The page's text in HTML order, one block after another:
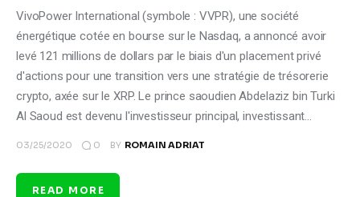
VivoPower International (symbole : VVPR), une société
énergétique cotée en bourse sur le Nasdaq, a annoncé avoir
levé 121 millions de dollars par le biais d'un placement privé
d'actions pour une transition vers une stratégie de trésorerie
crypto, axée sur le XRP. Le prince saoudien Abdelaziz bin Turki
Al Saoud est devenu l'investisseur principal, investissant…
03/25/2020 0 BY ROMAIN ADRIAT
READ MORE